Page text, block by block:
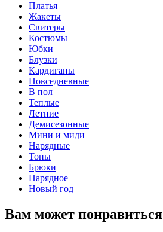
Платья
Жакеты
Свитеры
Костюмы
Юбки
Блузки
Кардиганы
Повседневные
В пол
Теплые
Летние
Демисезонные
Мини и миди
Нарядные
Топы
Брюки
Нарядное
Новый год
Вам может понравиться